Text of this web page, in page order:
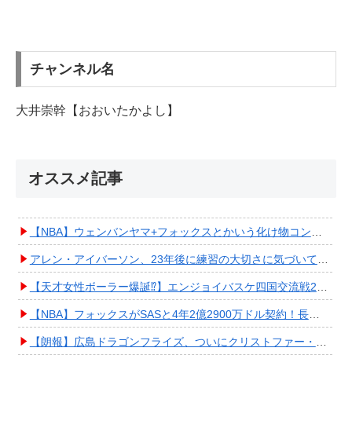
チャンネル名
大井崇幹【おおいたかよし】
オススメ記事
【NBA】ウェンバンヤマ+フォックスとかいう化け物コンビが爆誕してしまうwwwwwwwwww
アレン・アイバーソン、23年後に練習の大切さに気づいてしまうwwwwwwwwwwww
【天才女性ボーラー爆誕⁉︎】エンジョイバスケ四国交流戦2025 in 香川③ #エアボーズ #427
【NBA】フォックスがSASと4年2億2900万ドル契約！長期確保しPO進出へ期待高まる
【朗報】広島ドラゴンフライズ、ついにクリストファー・スミス獲得キタ━━━━(ﾟ∀ﾟ)━━━━!!